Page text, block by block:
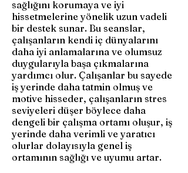
sağlığını korumaya ve iyi
hissetmelerine yönelik uzun vadeli
bir destek sunar. Bu seanslar,
çalışanların kendi iç dünyalarını
daha iyi anlamalarına ve olumsuz
duygularıyla başa çıkmalarına
yardımcı olur. Çalışanlar bu sayede
iş yerinde daha tatmin olmuş ve
motive hisseder, çalışanların stres
seviyeleri düşer böylece daha
dengeli bir çalışma ortamı oluşur, iş
yerinde daha verimli ve yaratıcı
olurlar dolayısıyla genel iş
ortamının sağlığı ve uyumu artar.